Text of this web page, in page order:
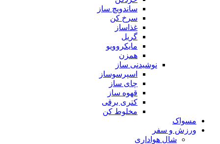
ساندویچ ساز
سرخ کن
غذاساز
گریل
مایکروویو
همزن
نوشیدنی ساز
اسپرسوساز
چای ساز
قهوه ساز
کتری برقی
مخلوط کن
مسواک
ورزش و سفر
شال هواداری